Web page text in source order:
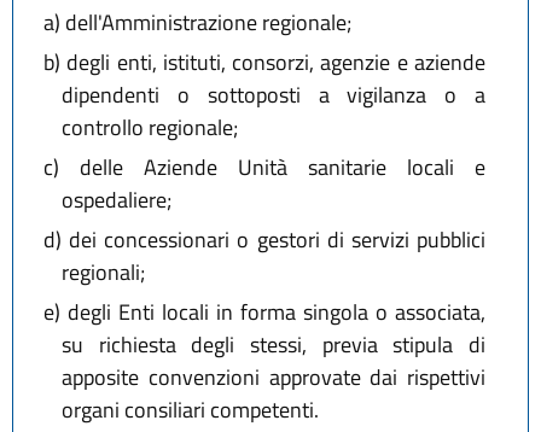
a) dell'Amministrazione regionale;
b) degli enti, istituti, consorzi, agenzie e aziende
dipendenti o sottoposti a vigilanza o a
controllo regionale;
c) delle Aziende Unità sanitarie locali e
ospedaliere;
d) dei concessionari o gestori di servizi pubblici
regionali;
e) degli Enti locali in forma singola o associata,
su richiesta degli stessi, previa stipula di
apposite convenzioni approvate dai rispettivi
organi consiliari competenti.